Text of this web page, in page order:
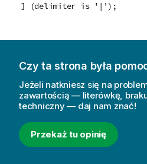
] (delimiter is '|');
Czy ta strona była
Jeżeli natkniesz się na
zawartością — literówkę,
techniczny — daj nam znać!
Przekaż tu opinię